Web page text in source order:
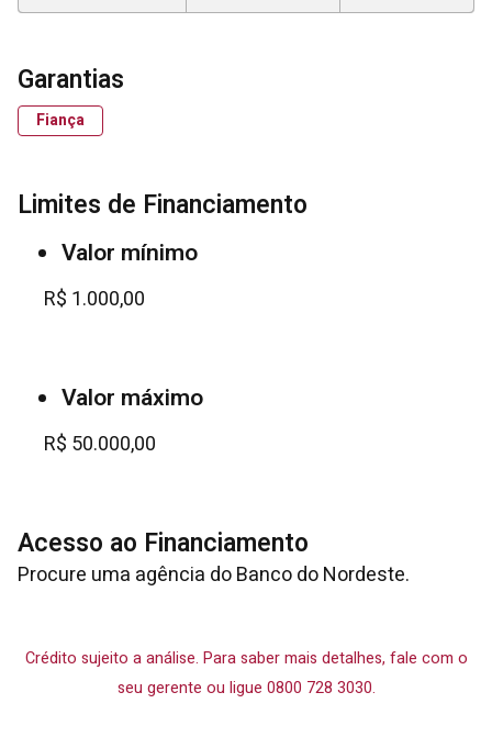
Garantias
Fiança
Limites de Financiamento
Valor mínimo
R$ 1.000,00
Valor máximo
R$ 50.000,00
Acesso ao Financiamento
Procure uma agência do Banco do Nordeste.
Crédito sujeito a análise. Para saber mais detalhes, fale com o
seu gerente ou ligue 0800 728 3030.